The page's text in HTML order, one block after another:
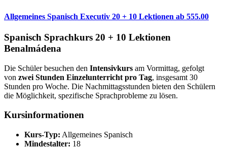
Allgemeines Spanisch Executiv 20 + 10 Lektionen ab 555.00
Spanisch Sprachkurs 20 + 10 Lektionen
Benalmádena
Die Schüler besuchen den Intensivkurs am Vormittag, gefolgt
von zwei Stunden Einzelunterricht pro Tag, insgesamt 30
Stunden pro Woche. Die Nachmittagsstunden bieten den Schülern
die Möglichkeit, spezifische Sprachprobleme zu lösen.
Kursinformationen
Kurs-Typ: Allgemeines Spanisch
Mindestalter: 18